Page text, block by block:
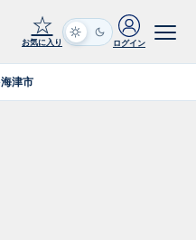
☆
お気に入り ログイン
海津市